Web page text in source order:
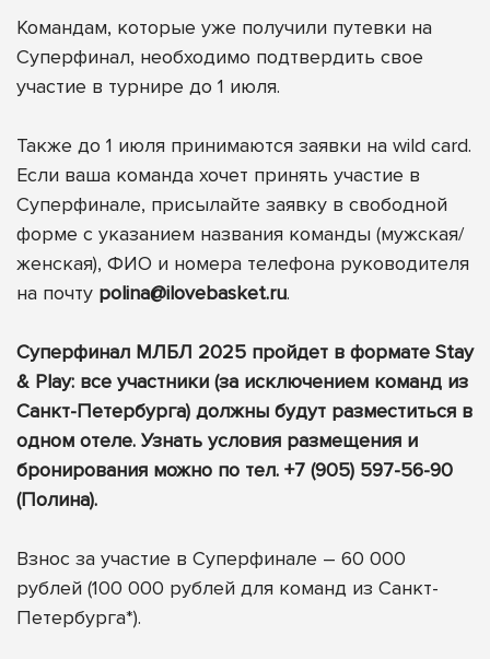
Командам, которые уже получили путевки на
Суперфинал, необходимо подтвердить свое
участие в турнире до 1 июля.
Также до 1 июля принимаются заявки на wild card.
Если ваша команда хочет принять участие в
Суперфинале, присылайте заявку в свободной
форме с указанием названия команды (мужская/
женская), ФИО и номера телефона руководителя
на почту polina@ilovebasket.ru.
Суперфинал МЛБЛ 2025 пройдет в формате Stay
& Play: все участники (за исключением команд из
Санкт-Петербурга) должны будут разместиться в
одном отеле. Узнать условия размещения и
бронирования можно по тел. +7 (905) 597-56-90
(Полина).
Взнос за участие в Суперфинале – 60 000
рублей (100 000 рублей для команд из Санкт-
Петербурга*).